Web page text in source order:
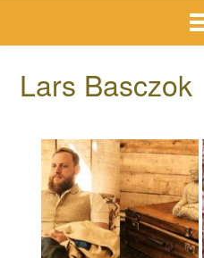
Lars Basczok